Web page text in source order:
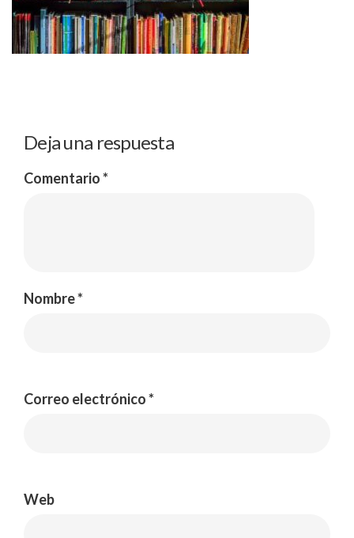
Deja una respuesta
Comentario*
Nombre*
Correo electrónico*
Web